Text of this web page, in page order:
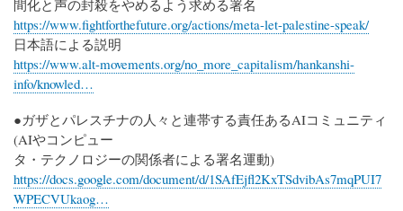
間化と声の封殺をやめるよう求める署名
https://www.fightforthefuture.org/actions/meta-let-palestine-speak/
日本語による説明
https://www.alt-movements.org/no_more_capitalism/hankanshi-
info/knowled…
●ガザとパレスチナの人々と連帯する責任あるAIコミュニティ
(AIやコンピュー
タ・テクノロジーの関係者による署名運動)
https://docs.google.com/document/d/1SAfEjfl2KxTSdvibAs7mqPUI7
WPECVUkaog…